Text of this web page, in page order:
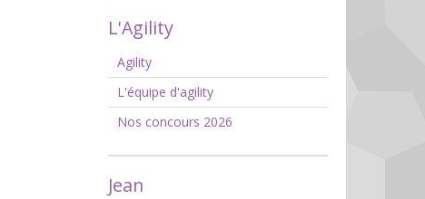
L'Agility
Agility
L'équipe d'agility
Nos concours 2026
Jean